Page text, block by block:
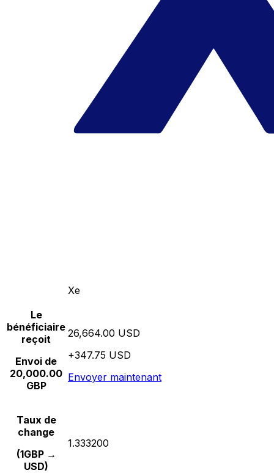
Xe
Le
bénéficiaire
reçoit
Envoi de
20,000.00
GBP
26,664.00 USD
+347.75 USD
Envoyer maintenant
Taux de
change
(1GBP →
USD)
1.333200